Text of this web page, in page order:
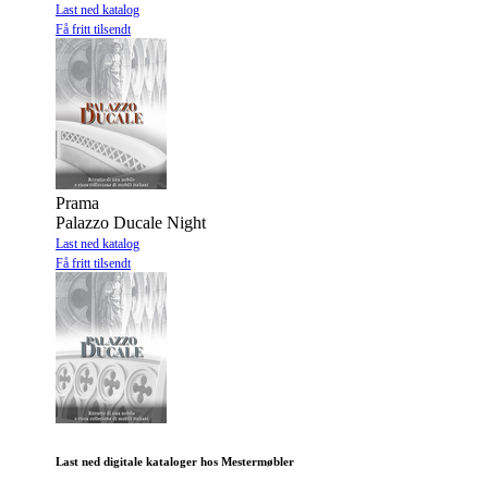
Last ned katalog
Få fritt tilsendt
Prama
Palazzo Ducale Night
Last ned katalog
Få fritt tilsendt
Last ned digitale kataloger hos Mestermøbler